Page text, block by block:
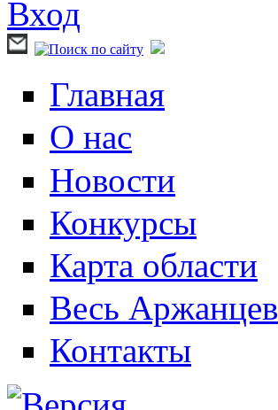
Вход
Главная
О нас
Новости
Конкурсы
Карта области
Весь Аржанцев
Контакты